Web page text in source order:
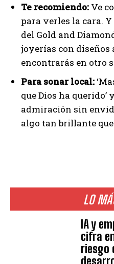
LO
IA y
cifra
riesgo
Te recomiendo: Ve
para verles la cara.
del Gold and
joyerías con diseños
encontrarás en otro
Para sonar local:
que Dios ha querido’
admiración sin
algo tan brillante